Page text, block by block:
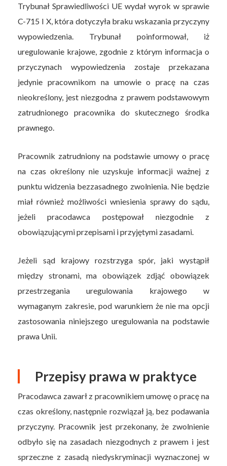
Trybunał Sprawiedliwości UE wydał wyrok w sprawie
C-715 I X, która dotyczyła braku wskazania przyczyny
wypowiedzenia. Trybunał poinformował, iż
uregulowanie krajowe, zgodnie z którym informacja o
przyczynach wypowiedzenia zostaje przekazana
jedynie pracownikom na umowie o pracę na czas
nieokreślony, jest niezgodna z prawem podstawowym
zatrudnionego pracownika do skutecznego środka
prawnego.
Pracownik zatrudniony na podstawie umowy o pracę
na czas określony nie uzyskuje informacji ważnej z
punktu widzenia bezzasadnego zwolnienia. Nie będzie
miał również możliwości wniesienia sprawy do sądu,
jeżeli pracodawca postępował niezgodnie z
obowiązującymi przepisami i przyjętymi zasadami.
Jeżeli sąd krajowy rozstrzyga spór, jaki wystąpił
między stronami, ma obowiązek zdjąć obowiązek
przestrzegania uregulowania krajowego w
wymaganym zakresie, pod warunkiem że nie ma opcji
zastosowania niniejszego uregulowania na podstawie
prawa Unii.
Przepisy prawa w praktyce
Pracodawca zawarł z pracownikiem umowę o pracę na
czas określony, następnie rozwiązał ją, bez podawania
przyczyny. Pracownik jest przekonany, że zwolnienie
odbyło się na zasadach niezgodnych z prawem i jest
sprzeczne z zasadą niedyskryminacji wyznaczonej w